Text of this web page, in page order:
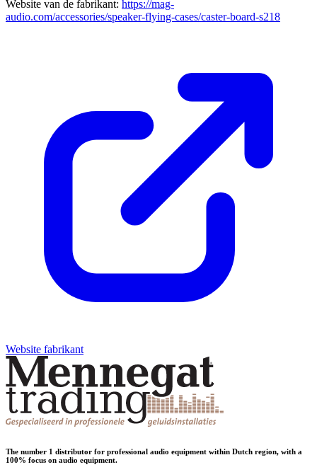
Website van de fabrikant: https://mag-
audio.com/accessories/speaker-flying-cases/caster-board-s218
Website fabrikant
The number 1 distributor for professional audio equipment within Dutch region, with a
100% focus on audio equipment.